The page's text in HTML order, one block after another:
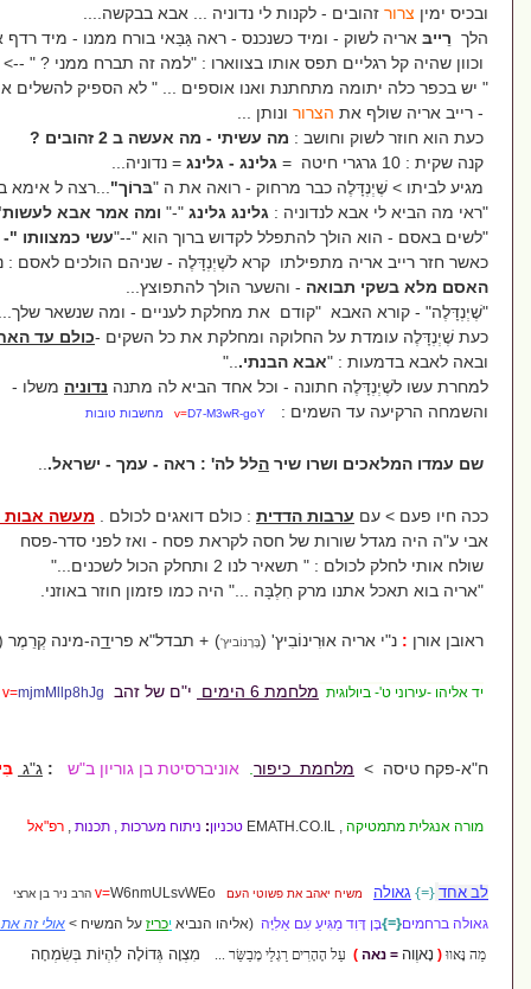
- לקנות לי נדוניה ... אבא בבקשה....
- ומיד כשנכנס - ראה גַּבַּאי בורח ממנו - מיד רדף אחריו -
תפס אותו בצווארו : "למה זה תברח ממני ? " -->
מתחתנת ואנו אוספים ... " לא הספיק להשלים את המשפט
הצרור ונותן ...
וחושב :מה עשיתי - מה אעשה ב 2 זהובים ?
גלינג - גלינג= נדוניה...
כבר מרחוק - רואה את ה " בּרוֹך"...רצה ל אימא בדמעות :
לנדוניה :גלינג גלינג"-"ומה אמר אבא לעשות"חקרה האם
להתפלל לקדוש ברוך הוא "--"עשי כמצוותו "- מ צווה האם...
מתפילתו קרא לשֶׁיְנְדָּלֶה - שניהם הולכים לאסם : נעשה נס
- והשער הולך להתפוצץ...
"קודם את מחלקת לעניים - ומה שנשאר שלך..."
החלוקה ומחלקת את כל השקים -כולם עד האחרון - לעניים...
אבא הבנתי..."
חתונה - וכל אחד הביא לה מתנה נדוניה משלו -
השמים :
v=D7-M3wR-goY מחשבות טובות
ושרו שירהלל לה' : ראה - עמך - ישראל...
הדדית: כולם דואגים לכולם .מעשה אבות - סימן לבנים
של חסה לקראת פסח - ואז לפני סדר-פסח
2 ותחלק הכול לשכנים..."
מרק חִלְבָּה ..." היה כמו פזמון חוזר באוזני.
אוּרִינוֹבִיץ' ( בָּרָנוֹביץ' ) + תבדל"א פרידה-מינה קְרֵמֶר (צֶ'רְנוֹבִיץ')
מלחמת 6 הימים י"ם של זהב v=
mjmMllp8hJg
כיפור. אוניברסיטת בן גוריון ב"ש:ג"ג בִּי-אֵי חינוך
EMATH.CO.IL טכניון:ניתוח מערכות , תכנות, רפ"אל
יאהב את פשוטי העם v=W6nmULsvWEo הרב ניר בן ארצי
מַגִּיעַ עִם אֵלִיָּה(אליהו הנביאיכריז על המשיח >אולי זה אתה!
עַל הֶהָרִים רַגְלֵי מְבַשֵּׂר ...מִצְוָה גְּדוֹלָה לִהְיוֹת בְּשִׂמְחָה